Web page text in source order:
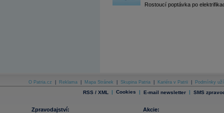
DATA EXPORT
Databanka - Akcie
Rostoucí poptávka po
O Patria.cz Reklama Mapa Stránek Skupina Patria Kariéra v Patrii Podmínky
RSS / XML | Cookies | E-mail newsletter | SMS
Zpravodajství:
Akcie: